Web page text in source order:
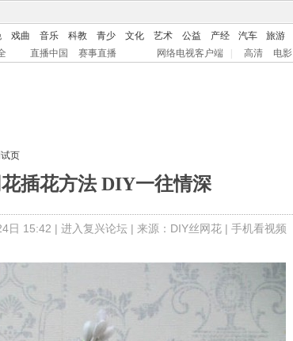
戏曲 音乐 科教 青少 文化 艺术 公益 产经 汽车 旅游
直播中国 赛事直播 网络电视客户端 高清 电影
页
插花方法 DIY一往情深
日 15:42 | 进入复兴论坛 | 来源： DIY丝网花 | 手机看视频